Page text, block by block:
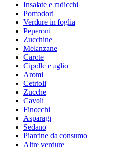
Insalate e radicchi
Pomodori
Verdure in foglia
Peperoni
Zucchine
Melanzane
Carote
Cipolle e aglio
Aromi
Cetrioli
Zucche
Cavoli
Finocchi
Asparagi
Sedano
Piantine da consumo
Altre verdure